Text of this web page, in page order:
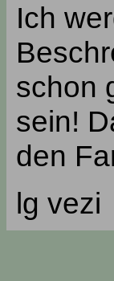
Ich
schon
sein!
den
lg vezi